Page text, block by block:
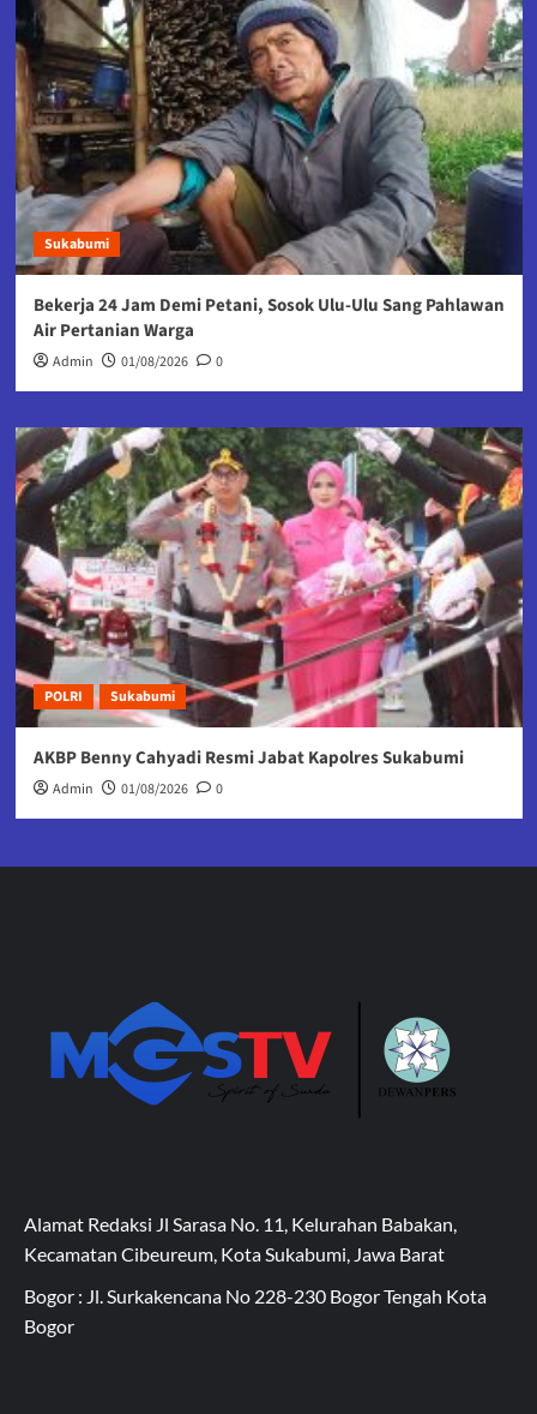
Sukabumi
Bekerja 24 Jam Demi Petani, Sosok Ulu-Ulu Sang Pahlawan
Air Pertanian Warga
Admin 01/08/2026 0
POLRI Sukabumi
AKBP Benny Cahyadi Resmi Jabat Kapolres Sukabumi
Admin 01/08/2026 0
Alamat Redaksi Jl Sarasa No. 11, Kelurahan Babakan,
Kecamatan Cibeureum, Kota Sukabumi, Jawa Barat
Bogor : Jl. Surkakencana No 228-230 Bogor Tengah Kota
Bogor